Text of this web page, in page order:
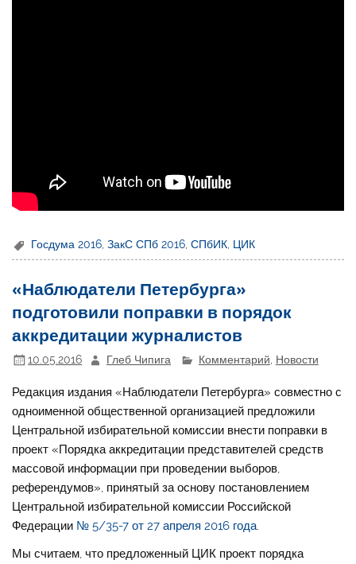
Госдума 2016 ,ЗакС СПб 2016 ,СПбИК ЦИК
«Наблюдатели Петербурга»
подготовили поправки в порядок
аккредитации журналистов
10.05.2016 Глеб Чипига Комментарий Новости
Редакция издания «Наблюдатели Петербурга» совместно с
одноименной общественной организацией предложили
Центральной избирательной комиссии внести поправки в
проект «Порядка аккредитации представителей средств
массовой информации при проведении выборов,
референдумов», принятый за основу постановлением
Центральной избирательной комиссии Российской
Федерации № 5/35-7 от 27 апреля 2016 года
Мы считаем, что предложенный ЦИК проект порядка